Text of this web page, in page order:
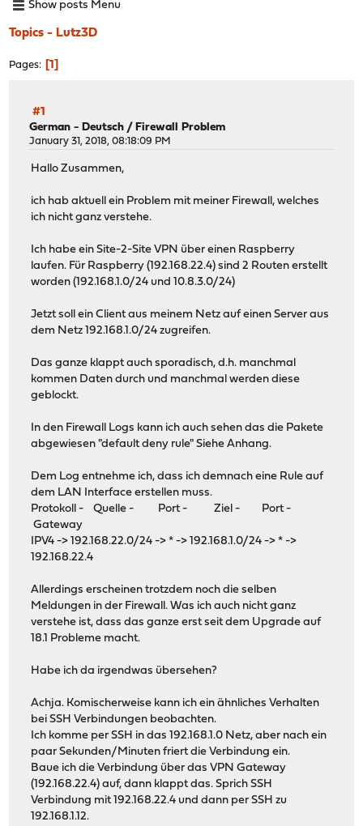
Show posts Menu
Topics - Lutz3D
Pages 1
#1
German - Deutsch / Firewall Problem
January 31, 2018, 08:18:09 PM
Hallo Zusammen,
ich hab aktuell ein Problem mit meiner Firewall, welches
ich nicht ganz verstehe.
Ich habe ein Site-2-Site VPN über einen Raspberry
laufen. Für Raspberry (192.168.22.4) sind 2 Routen erstellt
worden (192.168.1.0/24 und 10.8.3.0/24)
Jetzt soll ein Client aus meinem Netz auf einen Server aus
dem Netz 192.168.1.0/24 zugreifen.
Das ganze klappt auch sporadisch, d.h. manchmal
kommen Daten durch und manchmal werden diese
geblockt.
In den Firewall Logs kann ich auch sehen das die Pakete
abgewiesen "default deny rule" Siehe Anhang.
Dem Log entnehme ich, dass ich demnach eine Rule auf
dem LAN Interface erstellen muss.
Protokoll - Quelle - Port - Ziel - Port -
Gateway
IPV4 -> 192.168.22.0/24 -> * -> 192.168.1.0/24 -> * ->
192.168.22.4
Allerdings erscheinen trotzdem noch die selben
Meldungen in der Firewall. Was ich auch nicht ganz
verstehe ist, dass das ganze erst seit dem Upgrade auf
18.1 Probleme macht.
Habe ich da irgendwas übersehen?
Achja. Komischerweise kann ich ein ähnliches Verhalten
bei SSH Verbindungen beobachten.
Ich komme per SSH in das 192.168.1.0 Netz, aber nach ein
paar Sekunden/Minuten friert die Verbindung ein.
Baue ich die Verbindung über das VPN Gateway
(192.168.22.4) auf, dann klappt das. Sprich SSH
Verbindung mit 192.168.22.4 und dann per SSH zu
192.168.1.12.